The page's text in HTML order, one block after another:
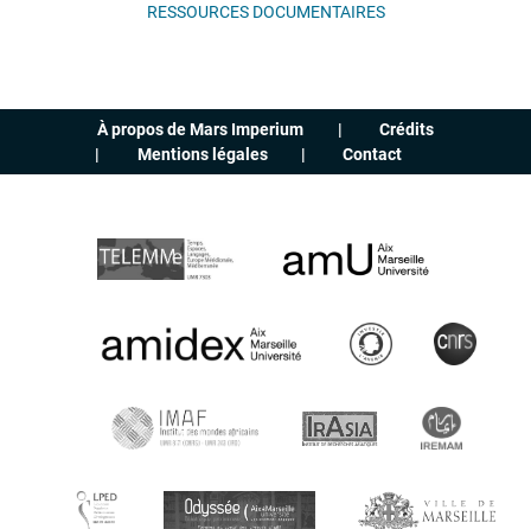
RESSOURCES DOCUMENTAIRES
À propos de Mars Imperium
Crédits
Mentions légales
Contact